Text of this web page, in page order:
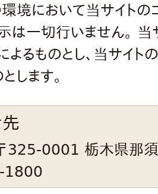
環境において当サイト
は一切行いません。 当
よるものとし、当サイ
します。
325-0001 栃木県那
1800